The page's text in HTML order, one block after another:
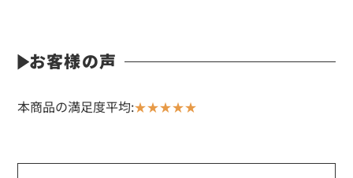
※メーカー定価は装着無線機(コネクタ)によって
若干異なります。
※イヤホンプラグサイズ2.5φ
お客様の声
本商品の満足度平均:★★★★★